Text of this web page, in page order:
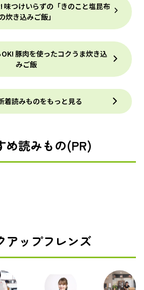
味つけいらずの「きのこと塩昆布
炊き込みご飯」
豚肉を使ったコクうま炊き込
みご飯
着読みものをもっと見る
め読みもの(PR)
アップフレンズ